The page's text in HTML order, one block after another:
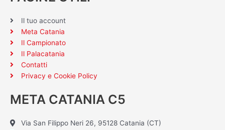
Il tuo account
Meta Catania
Il Campionato
Il Palacatania
Contatti
Privacy e Cookie Policy
META CATANIA C5
Via San Filippo Neri 26, 95128 Catania (CT)